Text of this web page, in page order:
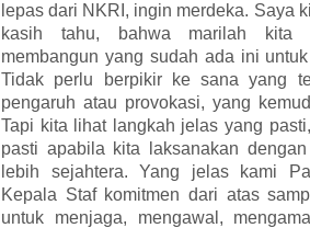
lepas dari NKRI, ingin merdeka. Saya
kasih tahu, bahwa marilah kita
membangun yang sudah ada ini
Tidak perlu berpikir ke sana yang
pengaruh atau provokasi, yang
Tapi kita lihat langkah jelas yang
pasti apabila kita laksanakan
lebih sejahtera. Yang jelas kami
Kepala Staf komitmen dari atas
untuk menjaga, mengawal,